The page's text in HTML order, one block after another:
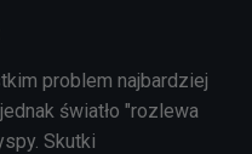
problem najbardziej
światło "rozlewa
Skutki